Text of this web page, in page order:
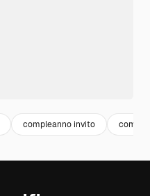
compleanno invito